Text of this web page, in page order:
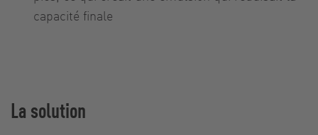
capacité finale
La solution